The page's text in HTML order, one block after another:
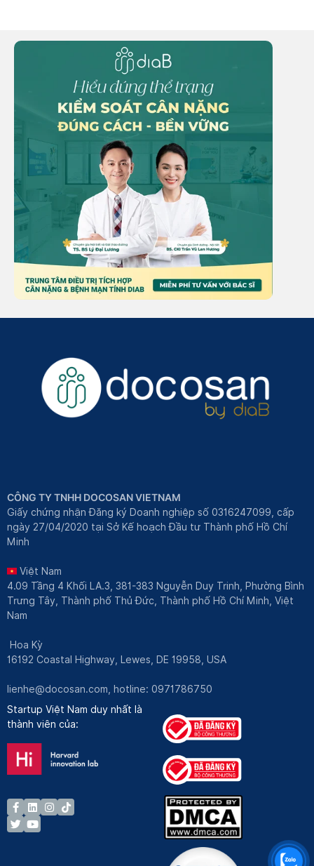
CÔNG TY TNHH DOCOSAN VIETNAM
Giấy chứng nhận Đăng ký Doanh nghiệp số 0316247099, cấp
ngày 27/04/2020 tại Sở Kế hoạch Đầu tư Thành phố Hồ Chí
Minh
Việt Nam
4.09 Tầng 4 Khối LA.3, 381-383 Nguyễn Duy Trinh, Phường Bình
Trưng Tây, Thành phố Thủ Đức, Thành phố Hồ Chí Minh, Việt
Nam
Hoa Kỳ
16192 Coastal Highway, Lewes, DE 19958, USA
lienhe@docosan.com , hotline: 0971786750
Startup Việt Nam duy nhất là
thành viên của: